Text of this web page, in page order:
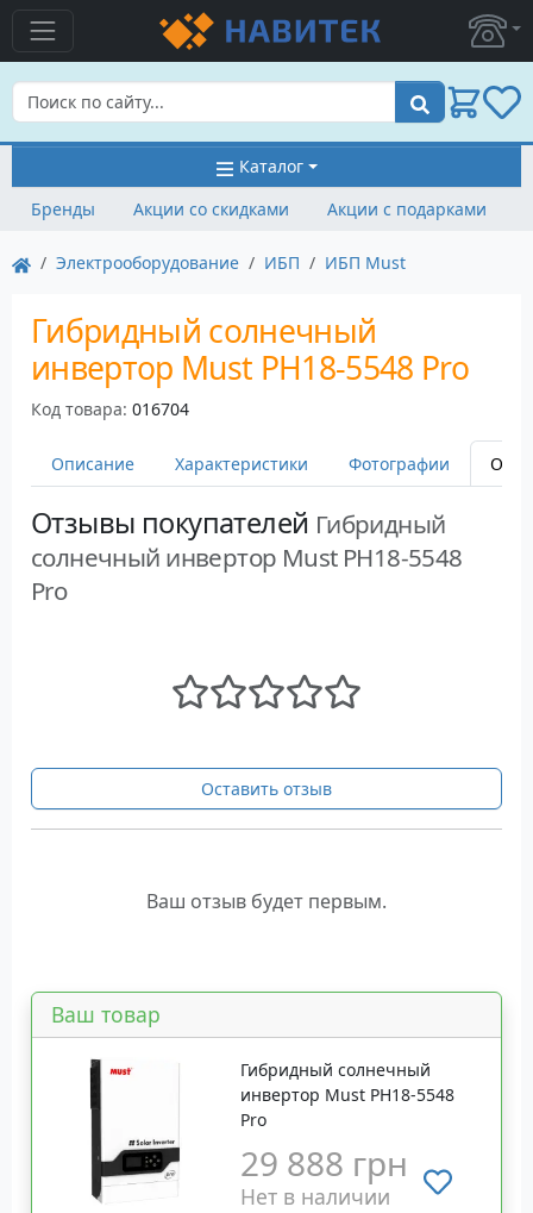
Поиск
Каталог
Бренды
Акции со скидками Акции с подарками
Электрооборудование ИБП ИБП Must
Гибридный солнечный
инвертор Must PH18-5548 Pro
Код товара: 016704
Описание Характеристики Фотографии
Отзывы покупателей Гибридный
солнечный инвертор Must PH18-5548
Pro
Оставить отзыв
Ваш отзыв будет первым.
Ваш товар
Гибридный солнечный
инвертор Must PH18-5548
Pro
29 888 грн
Нет в наличии